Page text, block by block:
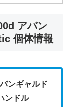
アバン
個体情報
ンギャルド
ンドル